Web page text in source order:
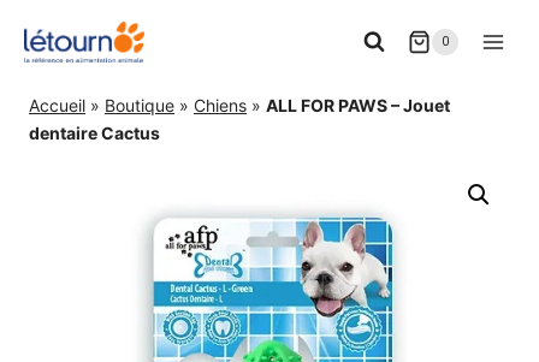
0
Accueil » Boutique » Chiens » ALL FOR PAWS – Jouet
dentaire Cactus